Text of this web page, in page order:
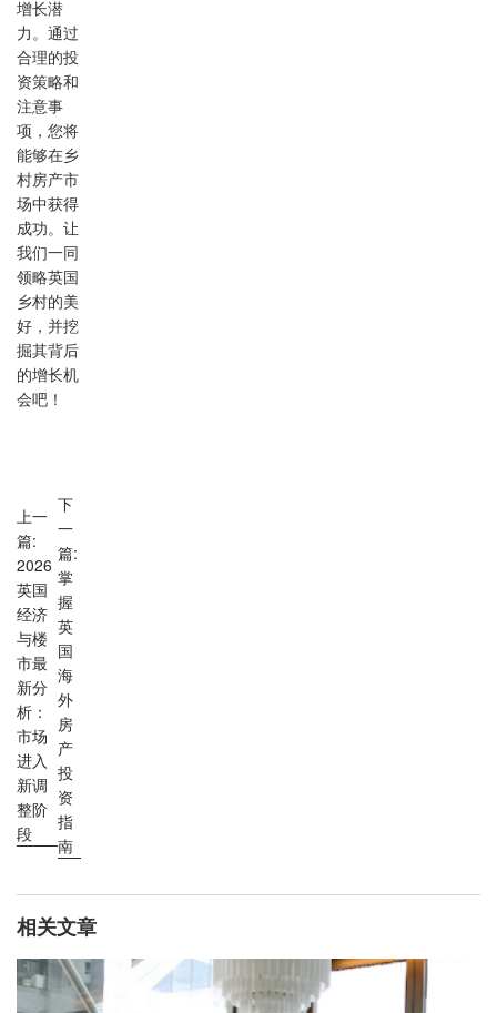
增长潜
力。通过
合理的投
资策略和
注意事
项，您将
能够在乡
村房产市
场中获得
成功。让
我们一同
领略英国
乡村的美
好，并挖
掘其背后
的增长机
会吧！
上一
篇:
2026
英国
经济
与楼
市最
新分
析：
市场
进入
新调
整阶
段
下
一
篇:
掌
握
英
国
海
外
房
产
投
资
指
南
相关文章